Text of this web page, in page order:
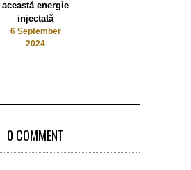
această energie
injectată
6 September
2024
0 COMMENT